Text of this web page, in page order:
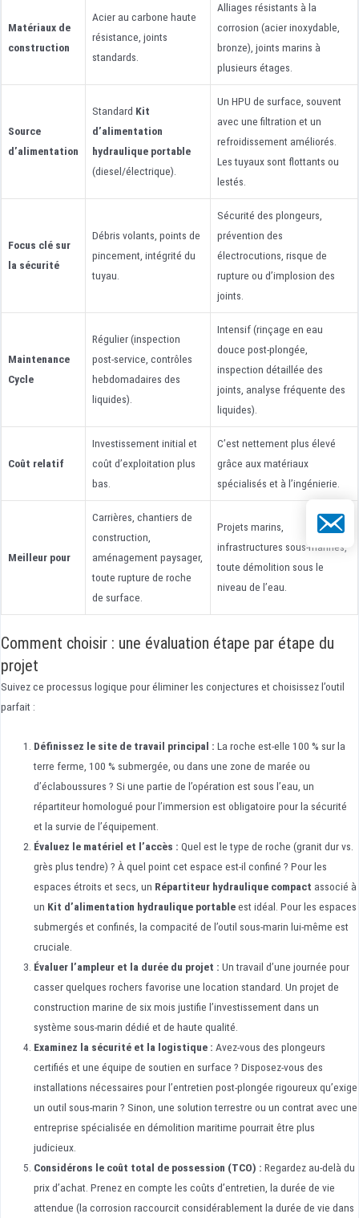
Matériaux de
construction
Acier au carbone haute
résistance, joints
standards.
Alliages résistants à la
corrosion (acier inoxydable,
bronze), joints marins à
plusieurs étages.
Source
d’alimentation
Standard Kit
d’alimentation
hydraulique portable
(diesel/électrique).
Un HPU de surface, souvent
avec une filtration et un
refroidissement améliorés.
Les tuyaux sont flottants ou
lestés.
Focus clé sur
la sécurité
Débris volants, points de
pincement, intégrité du
tuyau.
Sécurité des plongeurs,
prévention des
électrocutions, risque de
rupture ou d’implosion des
joints.
Maintenance
Cycle
Régulier (inspection
post-service, contrôles
hebdomadaires des
liquides).
Intensif (rinçage en eau
douce post-plongée,
inspection détaillée des
joints, analyse fréquente des
liquides).
Coût relatif
Investissement initial et
coût d’exploitation plus
bas.
C’est nettement plus élevé
grâce aux matériaux
spécialisés et à l’ingénierie.
Meilleur pour
Carrières, chantiers de
construction,
aménagement paysager,
toute rupture de roche
de surface.
Projets marins,
infrastructures sous-marines,
toute démolition sous le
niveau de l’eau.
Comment choisir : une évaluation étape par étape du
projet
Suivez ce processus logique pour éliminer les conjectures et choisissez l’outil
parfait :
Définissez le site de travail principal : La roche est-elle 100 % sur la
terre ferme, 100 % submergée, ou dans une zone de marée ou
d’éclaboussures ? Si une partie de l’opération est sous l’eau, un
répartiteur homologué pour l’immersion est obligatoire pour la sécurité
et la survie de l’équipement.
Évaluez le matériel et l’accès : Quel est le type de roche (granit dur vs.
grès plus tendre) ? À quel point cet espace est-il confiné ? Pour les
espaces étroits et secs, un Répartiteur hydraulique compact associé à
un Kit d’alimentation hydraulique portableest idéal. Pour les espaces
submergés et confinés, la compacité de l’outil sous-marin lui-même est
cruciale.
Évaluer l’ampleur et la durée du projet : Un travail d’une journée pour
casser quelques rochers favorise une location standard. Un projet de
construction marine de six mois justifie l’investissement dans un
système sous-marin dédié et de haute qualité.
Examinez la sécurité et la logistique : Avez-vous des plongeurs
certifiés et une équipe de soutien en surface ? Disposez-vous des
installations nécessaires pour l’entretien post-plongée rigoureux qu’exige
un outil sous-marin ? Sinon, une solution terrestre ou un contrat avec une
entreprise spécialisée en démolition maritime pourrait être plus
judicieux.
Considérons le coût total de possession (TCO) : Regardez au-delà du
prix d’achat. Prenez en compte les coûts d’entretien, la durée de vie
attendue (la corrosion raccourcit considérablement la durée de vie dans
E-mail